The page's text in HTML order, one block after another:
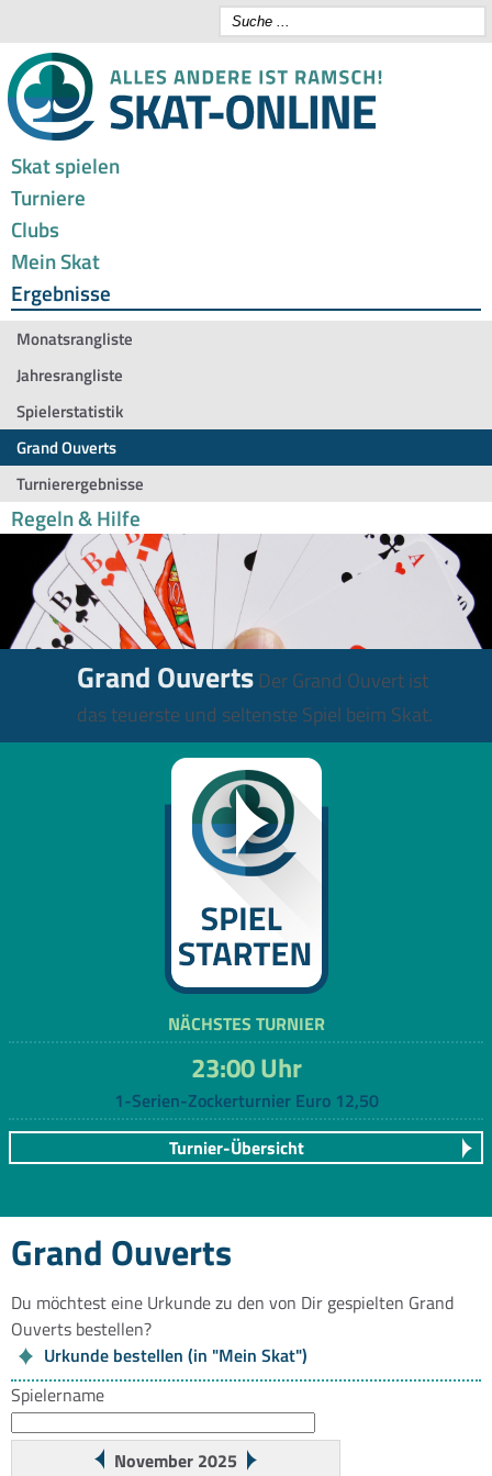
Skat spielen
Turniere
Clubs
Mein Skat
Ergebnisse
Monatsrangliste
Jahresrangliste
Spielerstatistik
Grand Ouverts
Turnierergebnisse
Regeln & Hilfe
Grand OuvertsDer Grand Ouvert ist
das teuerste und seltenste Spiel beim Skat.
NÄCHSTES TURNIER
23:00 Uhr
1-Serien-Zockerturnier Euro 12,50
Turnier-Übersicht
Grand Ouverts
Du möchtest eine Urkunde zu den von Dir gespielten Grand
Ouverts bestellen?
Urkunde bestellen (in "Mein Skat")
Spielername
November 2025